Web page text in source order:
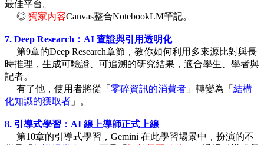
最佳平台。
◎ 獨家內容Canvas整合NotebookLM筆記。
7. Deep Research：AI 查證與引用透明化
第9章的Deep Research章節，教你如何利用多來源比對與長
時推理，生成可驗證、可追溯的研究結果，適合學生、學者與
記者。
有了他，使用者將從「 零碎資訊的消費者 」轉變為「 結構
化知識的獲取者 」。
8. 引導式學習：AI 線上導師正式上線
第10章的引導式學習，Gemini 在此學習場景中，扮演的不